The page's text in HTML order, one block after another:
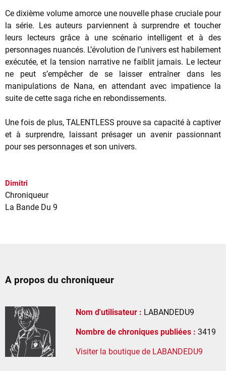
Ce dixième volume amorce une nouvelle phase cruciale pour
la série. Les auteurs parviennent à surprendre et toucher
leurs lecteurs grâce à une scénario intelligent et à des
personnages nuancés. L’évolution de l’univers est habilement
exécutée, et la tension narrative ne faiblit jamais. Le lecteur
ne peut s’empêcher de se laisser entraîner dans les
manipulations de Nana, en attendant avec impatience la
suite de cette saga riche en rebondissements.
Une fois de plus, TALENTLESS prouve sa capacité à captiver
et à surprendre, laissant présager un avenir passionnant
pour ses personnages et son univers.
Dimitri
Chroniqueur
La Bande Du 9
A propos du chroniqueur
Nom d'utilisateur : LABANDEDU9
Nombre de chroniques publiées : 3419
Visiter la boutique de LABANDEDU9